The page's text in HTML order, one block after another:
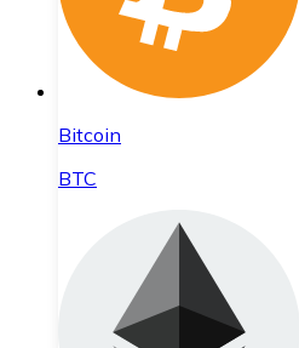
Bitcoin
BTC